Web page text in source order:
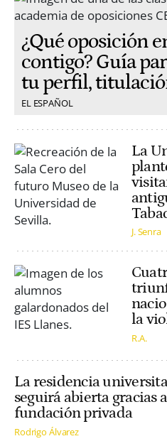
¿Qué oposición
contigo? Guía
tu perfil,
EL ESPAÑOL
La
J. Senra
la
R.A.
La residencia
seguirá abierta gracias
fundación privada
Rodrigo Álvarez